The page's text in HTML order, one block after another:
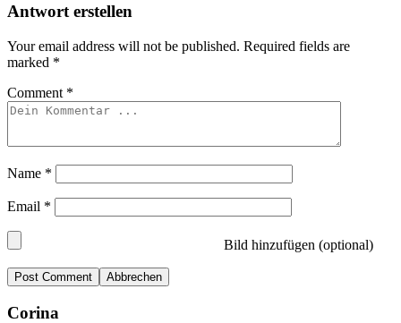
Antwort erstellen
Your email address will not be published. Required fields are
marked *
Comment *
Name *
Email *
Bild hinzufügen (optional)
Abbrechen
Corina